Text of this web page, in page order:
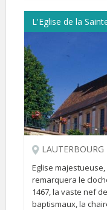
L'Eglise de la
LAUTERBOURG
Eglise
remarquera le
1467, la vaste nef
baptismaux, la